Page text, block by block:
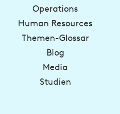
Operations
Human Resources
Themen-Glossar
Blog
Media
Studien